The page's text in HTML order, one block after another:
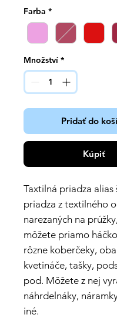
Farba *
Množství *
Pridať do
Kúpiť
Taxtilná priadza alias
priadza z textilného
narezaných na
môžete priamo
rôzne koberčeky,
kvetináče, tašky,
pod. Môžete z nej
náhrdelnáky,
iné.